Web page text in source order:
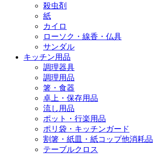
殺虫剤
紙
カイロ
ローソク・線香・仏具
サンダル
キッチン用品
調理器具
調理用品
箸・食器
卓上・保存用品
流し用品
ポット・行楽用品
ポリ袋・キッチンガード
割箸・紙皿・紙コップ他消耗品
テーブルクロス